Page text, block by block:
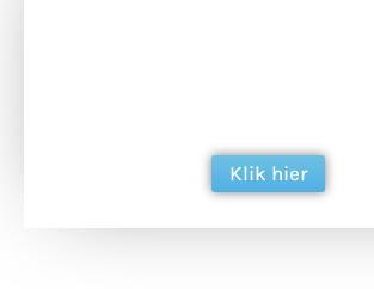
Klik hier